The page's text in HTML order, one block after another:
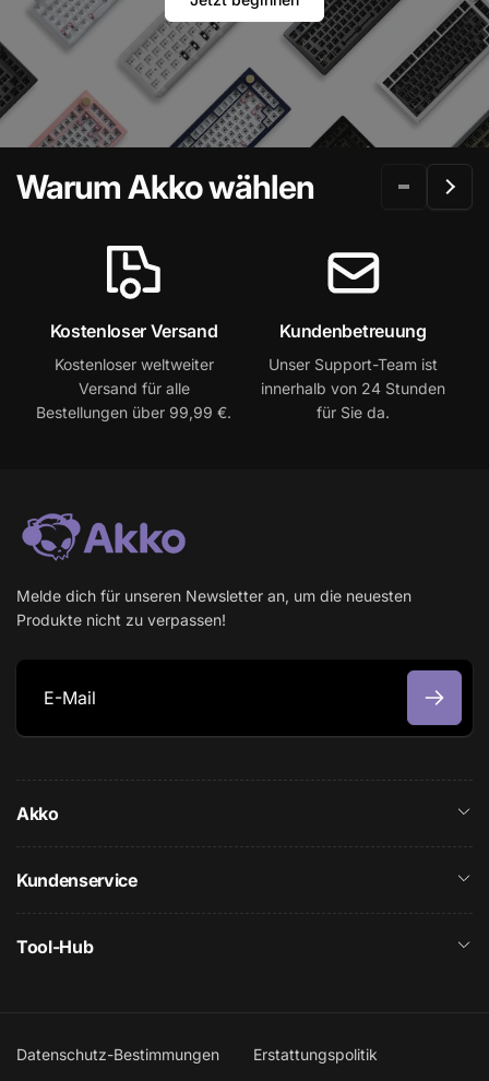
Warum Akko wählen
Kostenloser Versand
Kostenloser weltweiter
Versand für alle
Bestellungen über 99,99 €.
Kundenbetreuung
Unser Support-Team ist
innerhalb von 24 Stunden
für Sie da.
Melde dich für unseren Newsletter an, um die neuesten
Produkte nicht zu verpassen!
E
a
i
l
Akko
Kundenservice
Tool-Hub
Datenschutz-Bestimmungen
Erstattungspolitik